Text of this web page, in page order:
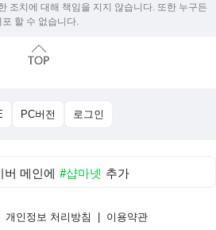
조치에 대해 책임을 지지 않습니다. 또한 누구든
할 수 없습니다.
PC버전 로그인
버 메인에 #샵마넷 추가
개인정보 처리방침
이용약관